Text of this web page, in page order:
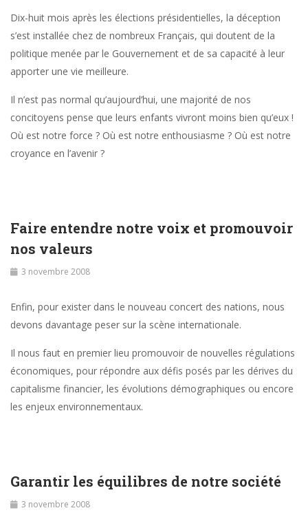
Dix-huit mois après les élections présidentielles, la déception
s’est installée chez de nombreux Français, qui doutent de la
politique menée par le Gouvernement et de sa capacité à leur
apporter une vie meilleure.
Il n’est pas normal qu’aujourd’hui, une majorité de nos
concitoyens pense que leurs enfants vivront moins bien qu’eux !
Où est notre force ? Où est notre enthousiasme ? Où est notre
croyance en l’avenir ?
Faire entendre notre voix et promouvoir
nos valeurs
3 novembre 2008
Enfin, pour exister dans le nouveau concert des nations, nous
devons davantage peser sur la scène internationale.
Il nous faut en premier lieu promouvoir de nouvelles régulations
économiques, pour répondre aux défis posés par les dérives du
capitalisme financier, les évolutions démographiques ou encore
les enjeux environnementaux.
Garantir les équilibres de notre société
3 novembre 2008